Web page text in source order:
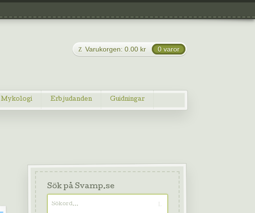
Varukorgen: 0.00 kr 0 varor
Mykologi Erbjudanden Guidningar
Sök på Svamp.se